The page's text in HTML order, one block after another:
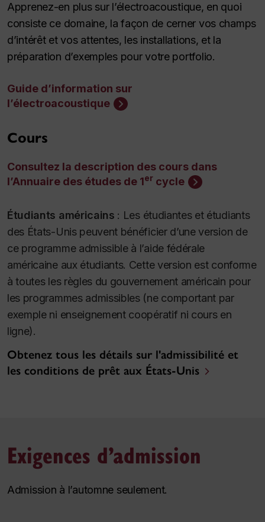
Apprenez-en plus sur l’électroacoustique, en quoi
consiste ce domaine, la façon de cerner vos champs
d’intérêt et vos attentes, les installations, et la
préparation d’exemples pour votre portfolio.
Guide d’information sur
l’électroacoustique
Cours
Consultez la description des cours dans
l’Annuaire des études de 1er cycle
Étudiants américains : Les étudiantes et étudiants
des États-Unis peuvent bénéficier d’une version de
ce programme admissible à l’aide fédérale
américaine aux étudiants. Cette version est conforme
à toutes les règles du gouvernement américain pour
les programmes admissibles (ne comportant par
exemple ni enseignement coopératif ni cours en
ligne).
Obtenez tous les détails sur l'admissibilité et
les conditions de prêt aux États-Unis
Exigences d’admission
Admission à l’automne seulement.